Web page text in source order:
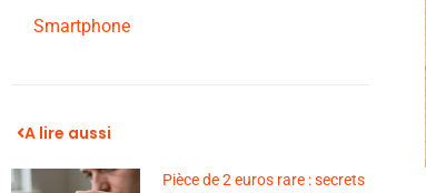
Smartphone
A lire aussi
Pièce de 2 euros rare : secrets